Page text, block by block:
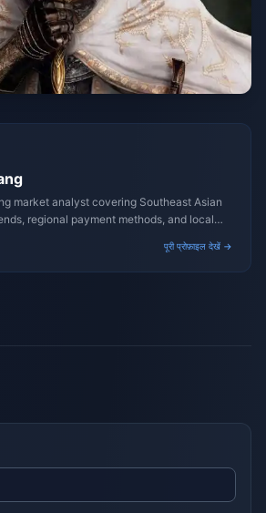
market analyst covering Southeast Asian
regional payment methods, and local
पूरी प्रोफ़ाइल देखें →